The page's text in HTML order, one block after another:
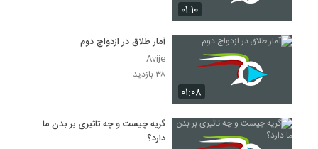
۰۱:۱۰
۰۱:۰۸
آمار طلاق در ازدواج دوم
Avije
۳۸ بازدید
گریه چیست و چه تاثیری بر بدن ما
دارد؟